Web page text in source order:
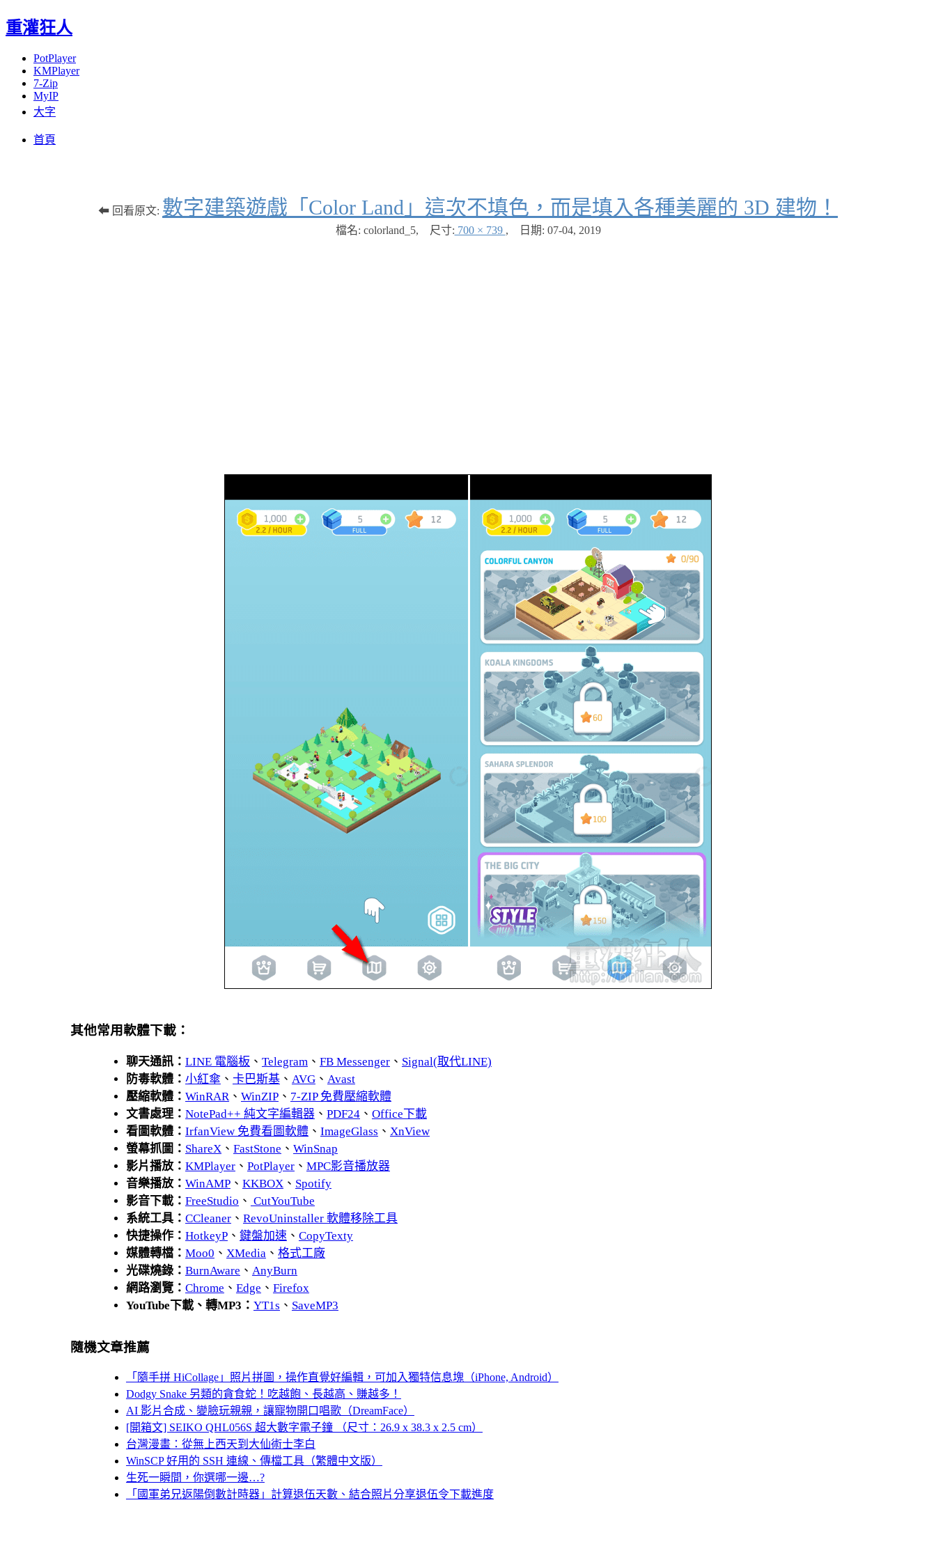
重灌狂人
PotPlayer
KMPlayer
7-Zip
MyIP
大字
首頁
⬅ 回看原文: 數字建築遊戲「Color Land」這次不填色，而是填入各種美麗的 3D 建物！
檔名: colorland_5, 尺寸: 700 × 739 , 日期: 07-04, 2019
其他常用軟體下載：
聊天通訊： LINE 電腦板 、 Telegram、 FB Messenger、 Signal(取代LINE)
防毒軟體： 小紅傘 、 卡巴斯基、 AVG、 Avast
壓縮軟體： WinRAR、 WinZIP、 7-ZIP 免費壓縮軟體
文書處理： NotePad++ 純文字編輯器、 PDF24、 Office下載
看圖軟體： IrfanView 免費看圖軟體、 ImageGlass 、 XnView
螢幕抓圖： ShareX、 FastStone 、 WinSnap
影片播放： KMPlayer、 PotPlayer、 MPC影音播放器
音樂播放： WinAMP、 KKBOX、 Spotify
影音下載： FreeStudio 、 CutYouTube
系統工具： CCleaner、 RevoUninstaller 軟體移除工具
快捷操作： HotkeyP、 鍵盤加速、 CopyTexty
媒體轉檔： Moo0 、 XMedia、 格式工廠
光碟燒錄： BurnAware 、 AnyBurn
網路瀏覽： Chrome 、 Edge 、 Firefox
YouTube下載、轉MP3： YT1s 、 SaveMP3
隨機文章推薦
「隨手拼 HiCollage」照片拼圖，操作直覺好編輯，可加入獨特信息塊（iPhone, Android）
Dodgy Snake 另類的貪食蛇！吃越飽、長越高、賺越多！
AI 影片合成、變臉玩親親，讓寵物開口唱歌（DreamFace）
[開箱文] SEIKO QHL056S 超大數字電子鐘 （尺寸：26.9 x 38.3 x 2.5 cm）
台灣漫畫：從無上西天到大仙術士李白
WinSCP 好用的 SSH 連線、傳檔工具（繁體中文版）
生死一瞬間，你選哪一邊…?
「國軍弟兄返陽倒數計時器」計算退伍天數、結合照片分享退伍令下載進度